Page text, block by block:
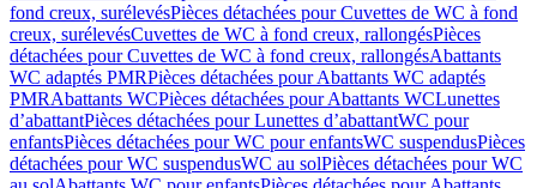
fond creux, surélevésPièces détachées pour Cuvettes de WC à fond
creux, surélevésCuvettes de WC à fond creux, rallongésPièces
détachées pour Cuvettes de WC à fond creux, rallongésAbattants
WC adaptés PMRPièces détachées pour Abattants WC adaptés
PMRAbattants WCPièces détachées pour Abattants WCLunettes
d’abattantPièces détachées pour Lunettes d’abattantWC pour
enfantsPièces détachées pour WC pour enfantsWC suspendusPièces
détachées pour WC suspendusWC au solPièces détachées pour WC